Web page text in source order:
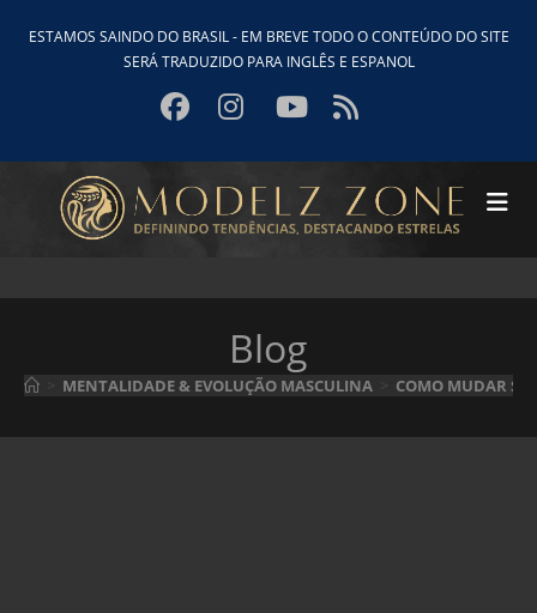
paraESTAMOS SAINDO DO BRASIL - EM BREVE TODO O CONTEÚDO DO SITE
SERÁ TRADUZIDO PARA INGLÊS E ESPANOL
Blog
MENTALIDADE & EVOLUÇÃO MASCULINA COMO MUDAR